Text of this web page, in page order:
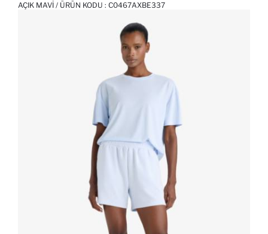
AÇIK MAVI / ÜRÜN KODU : C0467AXBE337